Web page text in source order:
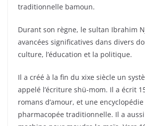
traditionnelle bamoun.
Durant son règne, le sultan Ibrahim
avancées significatives dans divers
culture, l’éducation et la politique.
Il a créé à la fin du xixe siècle un
appelé l’écriture shü-mom. Il a écrit
romans d’amour, et une
pharmacopée traditionnelle. Il a